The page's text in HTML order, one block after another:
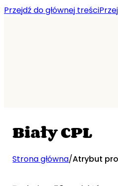
Przejdź do głównej treści
Biały CPL
Strona główna/Atrybut